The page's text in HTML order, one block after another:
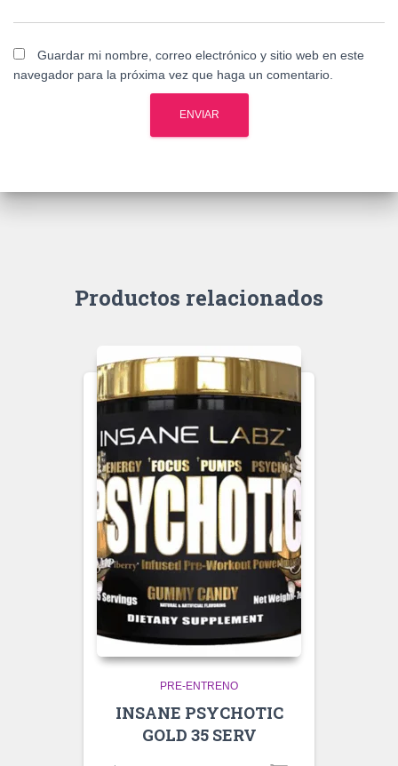
Guardar mi nombre, correo electrónico y sitio web en este
navegador para la próxima vez que haga un comentario.
Productos relacionados
PRE-ENTRENO
INSANE PSYCHOTIC
GOLD 35 SERV